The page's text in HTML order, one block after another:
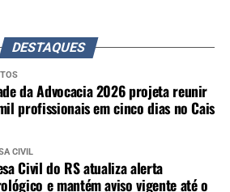
DESTAQUES
da Advocacia 2026 projeta reunir
profissionais em cinco dias no Cais
CIVIL
Civil do RS atualiza alerta
e mantém aviso vigente até o